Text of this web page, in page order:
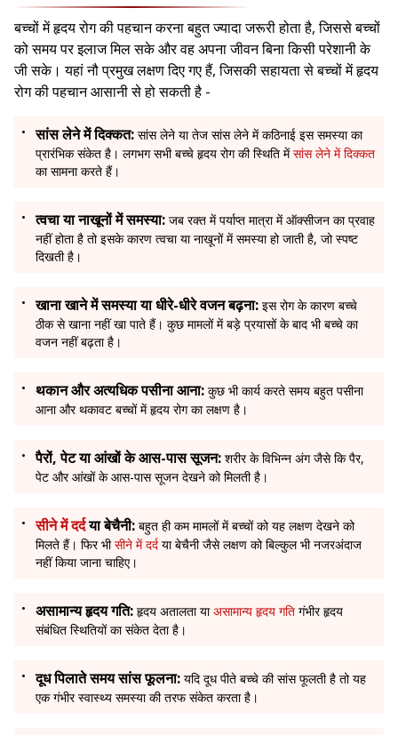
बच्चों में हृदय रोग की पहचान करना बहुत ज्यादा जरूरी होता है, जिससे बच्चों
को समय पर इलाज मिल सके और वह अपना जीवन बिना किसी परेशानी के
जी सके। यहां नौ प्रमुख लक्षण दिए गए हैं, जिसकी सहायता से बच्चों में हृदय
रोग की पहचान आसानी से हो सकती है -
सांस लेने में दिक्कत: सांस लेने या तेज सांस लेने में कठिनाई इस समस्या का
प्रारंभिक संकेत है। लगभग सभी बच्चे हृदय रोग की स्थिति मेंसांस लेने में दिक्कत
का सामना करते हैं।
त्वचा या नाखूनों में समस्या: जब रक्त में पर्याप्त मात्रा में ऑक्सीजन का प्रवाह
नहीं होता है तो इसके कारण त्वचा या नाखूनों में समस्या हो जाती है, जो स्पष्ट
दिखती है।
खाना खाने में समस्या या धीरे-धीरे वजन बढ़ना: इस रोग के कारण बच्चे
ठीक से खाना नहीं खा पाते हैं। कुछ मामलों में बड़े प्रयासों के बाद भी बच्चे का
वजन नहीं बढ़ता है।
थकान और अत्यधिक पसीना आना: कुछ भी कार्य करते समय बहुत पसीना
आना और थकावट बच्चों में हृदय रोग का लक्षण है।
पैरों, पेट या आंखों के आस-पास सूजन: शरीर के विभिन्न अंग जैसे कि पैर,
पेट और आंखों के आस-पास सूजन देखने को मिलती है।
सीने में दर्दया बेचैनी: बहुत ही कम मामलों में बच्चों को यह लक्षण देखने को
मिलते हैं। फिर भीसीने में दर्द या बेचैनी जैसे लक्षण को बिल्कुल भी नजरअंदाज
नहीं किया जाना चाहिए।
असामान्य हृदय गति: हृदय अतालता याअसामान्य हृदय गति गंभीर हृदय
संबंधित स्थितियों का संकेत देता है।
दूध पिलाते समय सांस फूलना: यदि दूध पीते बच्चे की सांस फूलती है तो यह
एक गंभीर स्वास्थ्य समस्या की तरफ संकेत करता है।